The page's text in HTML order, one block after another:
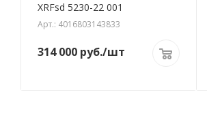
XRFsd 5230-22 001
Арт.: 4016803143833
314 000 руб./шт